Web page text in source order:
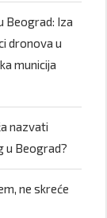
Beograd: Iza
dronova u
municija
nazvati
u Beograd?
ne skreće